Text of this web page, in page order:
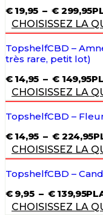
€19,95 – € 299,95
CHOISISSEZ LA
TopshelfCBD –
très rare, petit lot)
€14,95 – € 149,95
CHOISISSEZ LA
TopshelfCBD –
€14,95 – € 224,95
CHOISISSEZ LA
TopshelfCBD –
€9,95 – €139,95
CHOISISSEZ LA